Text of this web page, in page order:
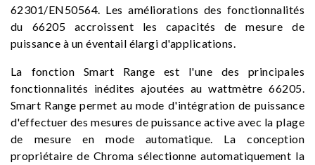
62301/EN50564. Les améliorations des fonctionnalités
du 66205 accroissent les capacités de mesure de
puissance à un éventail élargi d'applications.
La fonction Smart Range est l'une des principales
fonctionnalités inédites ajoutées au wattmètre 66205.
Smart Range permet au mode d'intégration de puissance
d'effectuer des mesures de puissance active avec la plage
de mesure en mode automatique. La conception
propriétaire de Chroma sélectionne automatiquement la